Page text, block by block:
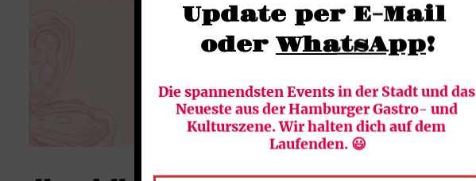
Update per E-Mail
oder WhatsApp!
Die spannendsten Events in der Stadt und das
Neueste aus der Hamburger Gastro- und
Kulturszene. Wir halten dich auf dem
Laufenden. 😃